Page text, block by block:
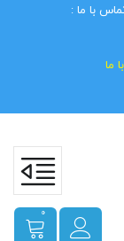
با ما :
ما
0